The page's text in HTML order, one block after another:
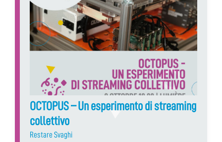
OCTOPUS – Un esperimento di streaming
collettivo
Restare Svaghi